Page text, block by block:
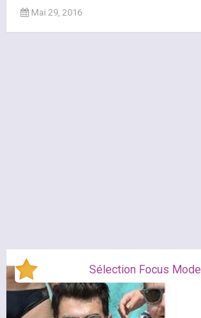
Mai 29, 2016
Sélection Focus Mode